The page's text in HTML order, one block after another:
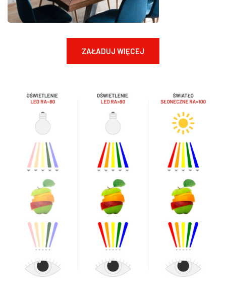
ZAŁADUJ WIĘCEJ